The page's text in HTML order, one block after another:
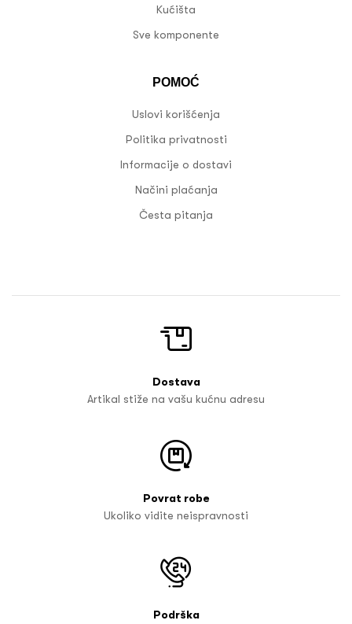
Kućišta
Sve komponente
POMOĆ
Uslovi korišćenja
Politika privatnosti
Informacije o dostavi
Načini plaćanja
Česta pitanja
Dostava
Artikal stiže na vašu kućnu adresu
Povrat robe
Ukoliko vidite neispravnosti
Podrška